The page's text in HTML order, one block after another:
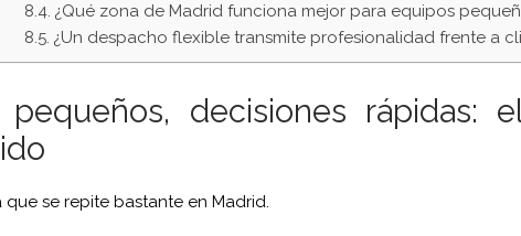
¿Qué zona de Madrid funciona mejor para equipos
¿Un despacho flexible transmite profesionalidad frente a
pequeños, decisiones rápidas:
que se repite bastante en Madrid.